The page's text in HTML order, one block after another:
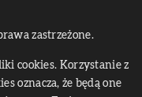
zastrzeżone.
cookies. Korzystanie z
oznacza, że będą one